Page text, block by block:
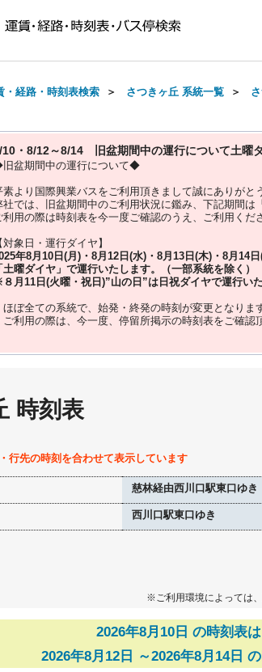
・経路・時刻表検索 ＞ さつきヶ丘 系統一覧 ＞
10・8/12～8/14 旧盆期間中の運行について土曜
盆期間中の運行について◆
素より国際興業バスをご利用頂きまして誠にありがと
社では、旧盆期間中のご利用状況に鑑み、下記期間は
利用の際は時刻表を今一度ご確認のうえ、ご利用くだ
対象日・運行ダイヤ】
年8月10日(月)・8月12日(水)・8月13日(木)・8月14
土曜ダイヤ」 で運行いたします。（一部系統を除く）
月11日(火曜・祝日)”山の日 ”は 日祝ダイヤで運行い
ほぼ全ての系統で、始発・終発の時刻が変更となりま
ご利用の際は、今一度、 停留所掲示の時刻表をご確認
時刻表
行先の時刻を合わせて表示しています
慈林経由西川口駅東口ゆき
西川口駅東口ゆき
※ご利用環境によっては
2026年8月10日 の時刻表
2026年8月12日 ～2026年8月14日